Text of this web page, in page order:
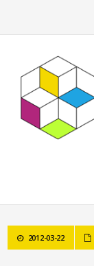
2012-03-22